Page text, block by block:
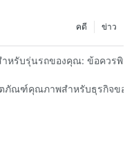
ข่าว
คดี
ำหรับรุ่นรถของคุณ: ข้อควรพิ
ตภัณฑ์คุณภาพสำหรับธุรกิจขอ